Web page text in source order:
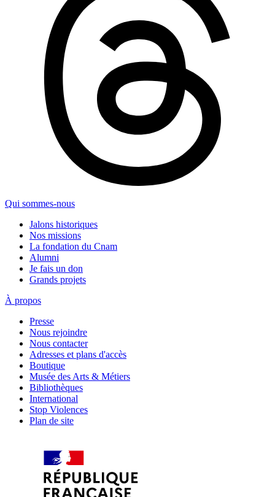
Qui sommes-nous
Jalons historiques
Nos missions
La fondation du Cnam
Alumni
Je fais un don
Grands projets
À propos
Presse
Nous rejoindre
Nous contacter
Adresses et plans d'accès
Boutique
Musée des Arts & Métiers
Bibliothèques
International
Stop Violences
Plan de site